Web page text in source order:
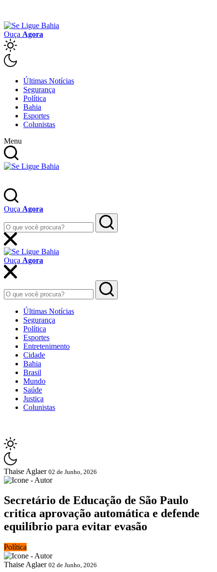
Ouça Agora
Últimas Notícias
Segurança
Política
Bahia
Esportes
Colunistas
Menu
Ouça Agora
Ouça Agora
Últimas Notícias
Segurança
Política
Esportes
Entretenimento
Cidade
Bahia
Brasil
Mundo
Saúde
Justiça
Colunistas
Thaise Aglaer 02 de Junho, 2026
Secretário de Educação de São Paulo
critica aprovação automática e defende
equilíbrio para evitar evasão
Política
Thaise Aglaer 02 de Junho, 2026